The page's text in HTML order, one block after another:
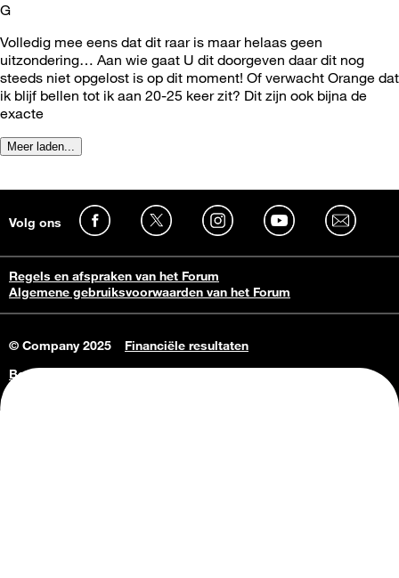
G
Volledig mee eens dat dit raar is maar helaas geen
uitzondering… Aan wie gaat U dit doorgeven daar dit nog
steeds niet opgelost is op dit moment! Of verwacht Orange dat
ik blijf bellen tot ik aan 20-25 keer zit? Dit zijn ook bijna de
exacte
Meer laden...
Volg ons
Regels en afspraken van het Forum
Algemene gebruiksvoorwaarden van het Forum
© Company 2025
Financiële resultaten
Bedrijfsgegevens